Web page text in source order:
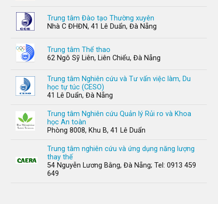
Trung tâm Đào tạo Thường xuyên
Nhà C ĐHĐN, 41 Lê Duẩn, Đà Nẵng
Trung tâm Thể thao
62 Ngô Sỹ Liên, Liên Chiểu, Đà Nẵng
Trung tâm Nghiên cứu và Tư vấn việc làm, Du
học tự túc (CESO)
41 Lê Duẩn, Đà Nẵng
Trung tâm Nghiên cứu Quản lý Rủi ro và Khoa
học An toàn
Phòng 8008, Khu B, 41 Lê Duẩn
Trung tâm nghiên cứu và ứng dụng năng lượng
thay thế
54 Nguyễn Lương Bằng, Đà Nẵng; Tel: 0913 459
649